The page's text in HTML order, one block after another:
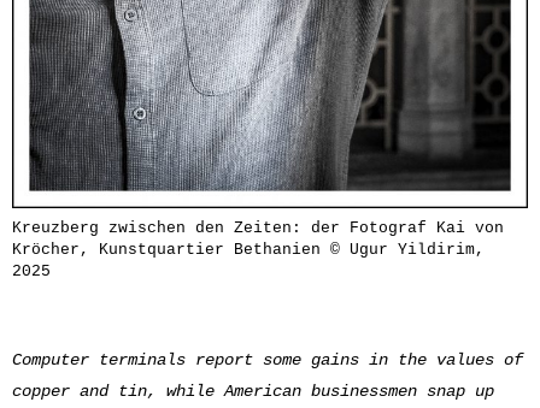
Kreuzberg zwischen den Zeiten: der Fotograf Kai von
Kröcher, Kunstquartier Bethanien © Ugur Yildirim,
2025
Computer terminals report some gains in the values of
copper and tin, while American businessmen snap up